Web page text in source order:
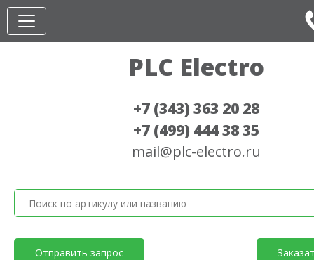
PLC Electro
+7 (343) 363 20 28
+7 (499) 444 38 35
mail@plc-electro.ru
Отправить запрос